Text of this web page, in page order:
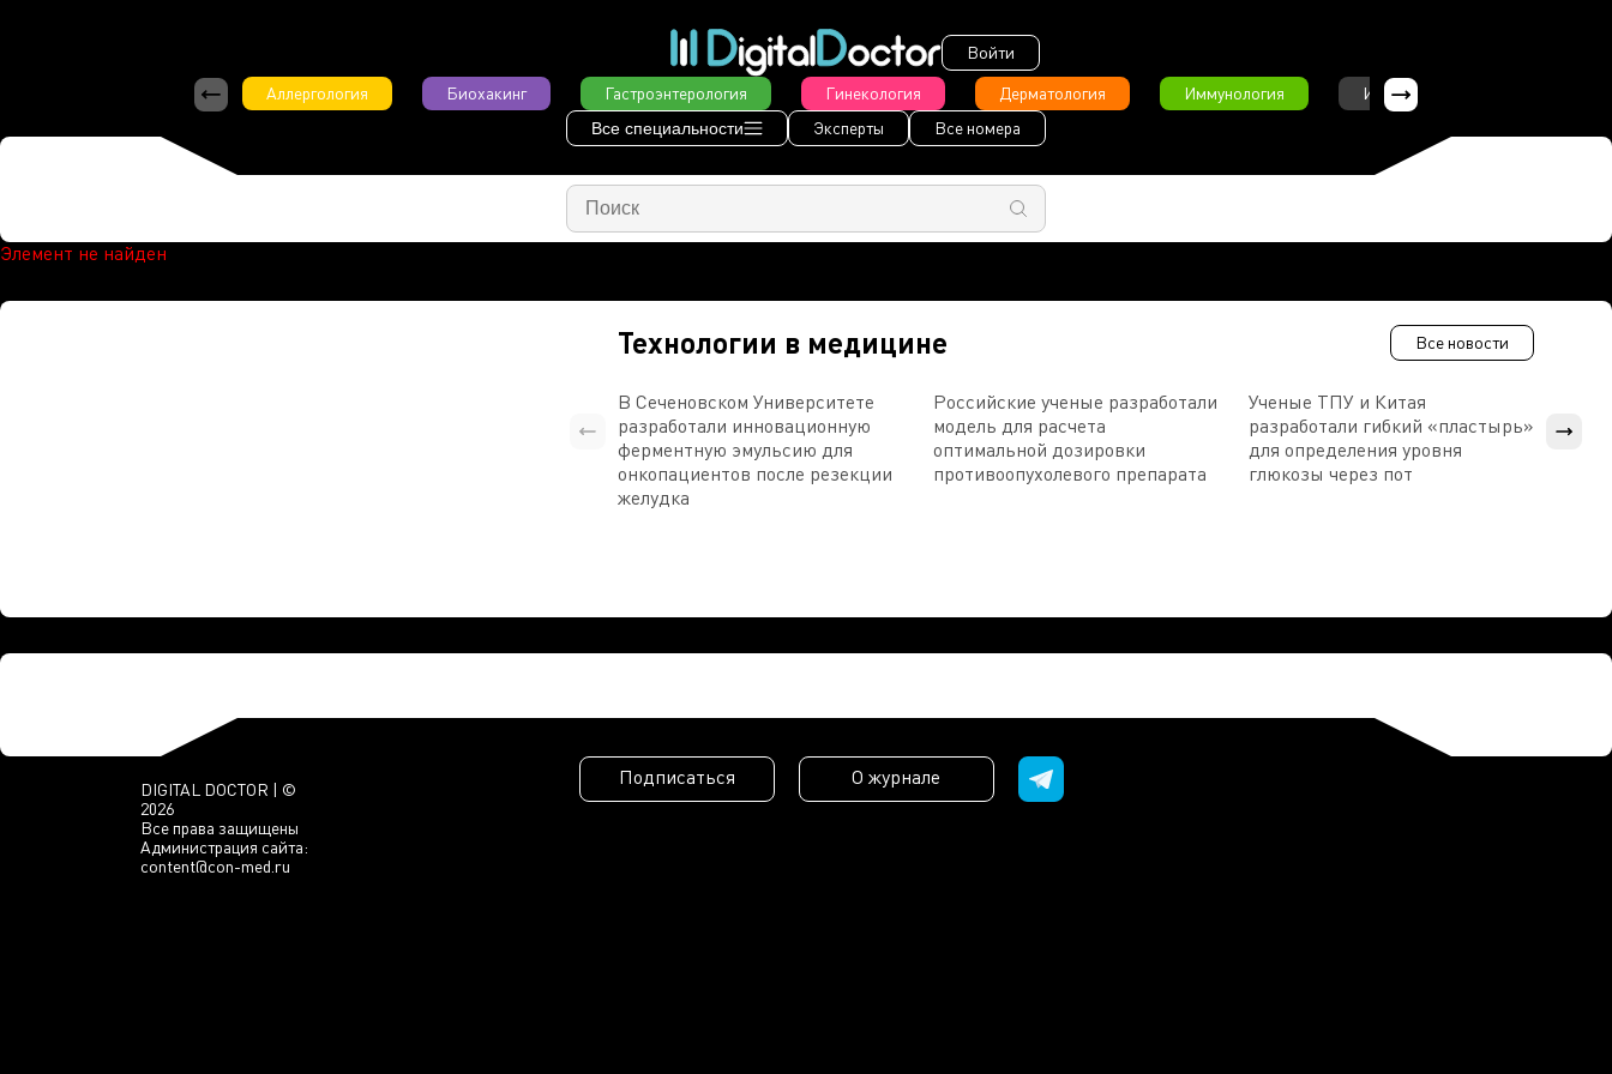
Войти
Аллергология
Биохакинг Гастроэнтерология Гинекология Дерматология Иммунология Интервью
Все специальности Эксперты Все номера
Элемент не найден
Технологии в медицине Все новости
В Сеченовском Университете
разработали инновационную
ферментную эмульсию для
онкопациентов после резекции
желудка
Российские ученые разработали
модель для расчета
оптимальной дозировки
противоопухолевого препарата
Ученые ТПУ и Китая
разработали гибкий «пластырь»
для определения уровня
глюкозы через пот
DIGITAL DOCTOR | ©
2026
Все права защищены
Администрация сайта:
content@con-med.ru
Подписаться О журнале